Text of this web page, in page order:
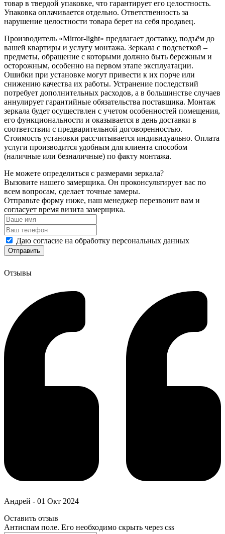
товар в твердой упаковке, что гарантирует его целостность.
Упаковка оплачивается отдельно. Ответственность за
нарушение целостности товара берет на себя продавец.
Производитель «Mirror-light» предлагает доставку, подъём до
вашей квартиры и услугу монтажа. Зеркала с подсветкой –
предметы, обращение с которыми должно быть бережным и
осторожным, особенно на первом этапе эксплуатации.
Ошибки при установке могут привести к их порче или
снижению качества их работы. Устранение последствий
потребует дополнительных расходов, а в большинстве случаев
аннулирует гарантийные обязательства поставщика. Монтаж
зеркала будет осуществлен с учетом особенностей помещения,
его функциональности и оказывается в день доставки в
соответствии с предварительной договоренностью.
Стоимость установки рассчитывается индивидуально. Оплата
услуги производится удобным для клиента способом
(наличные или безналичные) по факту монтажа.
Не можете определиться с размерами зеркала?
Вызовите нашего замерщика. Он проконсультирует вас по
всем вопросам, сделает точные замеры.
Отправьте форму ниже, наш менеджер перезвонит вам и
согласует время визита замерщика.
Даю согласие на обработку персональных данных
Отзывы
Андрей - 01 Окт 2024
Оставить отзыв
Антиспам поле. Его необходимо скрыть через css